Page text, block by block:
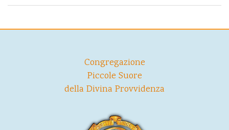
Congregazione
Piccole Suore
della Divina Provvidenza